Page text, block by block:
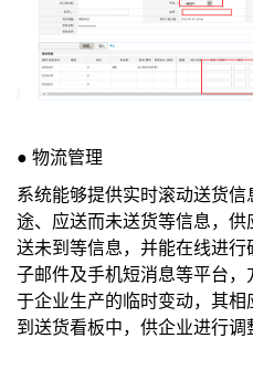
● 物流管理
系统能够提供实时滚动送货
途、应送而未送货等信息，
送未到等信息，并能在线进
子邮件及手机短消息等平台
于企业生产的临时变动，其
到送货看板中，供企业进行调